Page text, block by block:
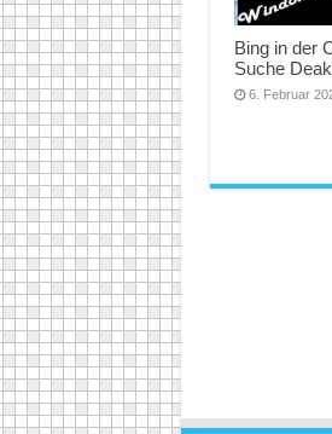
Bing in der
Suche
6. Februar